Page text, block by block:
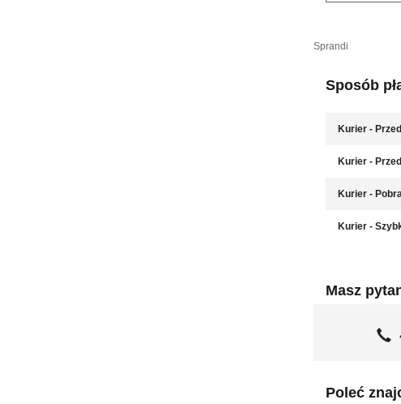
Sprandi
Sposób
Kurier -
Kurier -
Kurier -
Kurier -
Masz
Poleć